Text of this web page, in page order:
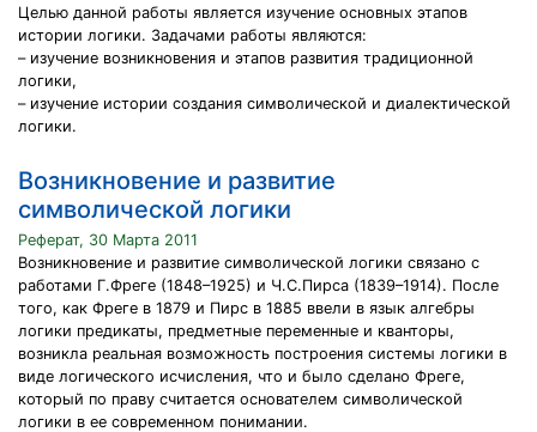
Целью данной работы является изучение основных этапов
истории логики. Задачами работы являются:
– изучение возникновения и этапов развития традиционной
логики,
– изучение истории создания символической и диалектической
логики.
Возникновение и развитие
символической логики
Реферат, 30 Марта 2011
Возникновение и развитие символической логики связано с
работами Г.Фреге (1848–1925) и Ч.С.Пирса (1839–1914). После
того, как Фреге в 1879 и Пирс в 1885 ввели в язык алгебры
логики предикаты, предметные переменные и кванторы,
возникла реальная возможность построения системы логики в
виде логического исчисления, что и было сделано Фреге,
который по праву считается основателем символической
логики в ее современном понимании.